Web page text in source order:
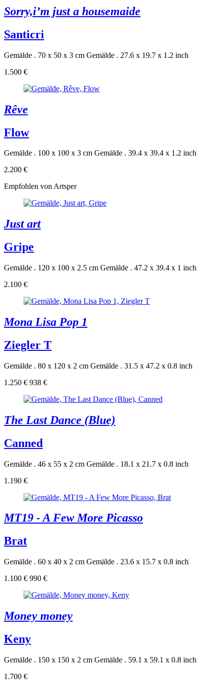
Sorry,i’m just a housemaide
Santicri
Gemälde . 70 x 50 x 3 cm Gemälde . 27.6 x 19.7 x 1.2 inch
1.500 €
Rêve
Flow
Gemälde . 100 x 100 x 3 cm Gemälde . 39.4 x 39.4 x 1.2 inch
2.200 €
Empfohlen von Artsper
Just art
Gripe
Gemälde . 120 x 100 x 2.5 cm Gemälde . 47.2 x 39.4 x 1 inch
2.100 €
Mona Lisa Pop 1
Ziegler T
Gemälde . 80 x 120 x 2 cm Gemälde . 31.5 x 47.2 x 0.8 inch
1.250 € 938 €
The Last Dance (Blue)
Canned
Gemälde . 46 x 55 x 2 cm Gemälde . 18.1 x 21.7 x 0.8 inch
1.190 €
MT19 - A Few More Picasso
Brat
Gemälde . 60 x 40 x 2 cm Gemälde . 23.6 x 15.7 x 0.8 inch
1.100 € 990 €
Money money
Keny
Gemälde . 150 x 150 x 2 cm Gemälde . 59.1 x 59.1 x 0.8 inch
1.700 €